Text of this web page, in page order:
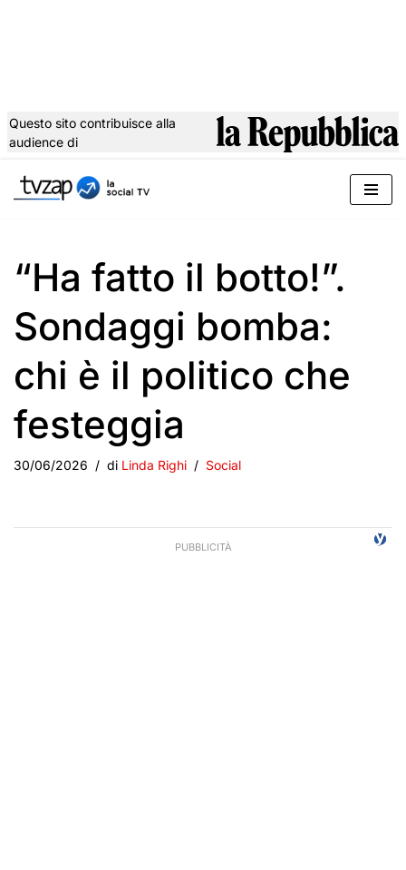
al
Questo sito contribuisce alla
audience di
“Ha fatto il botto!”.
Sondaggi bomba:
chi è il politico che
festeggia
30/06/2026 di Linda Righi Social